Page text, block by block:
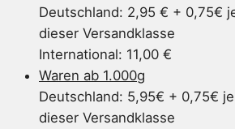
Deutschland: 2,95 € + 0,75€
dieser Versandklasse
International: 11,00 €
Waren ab 1.000g
Deutschland: 5,95€ + 0,75€
dieser Versandklasse